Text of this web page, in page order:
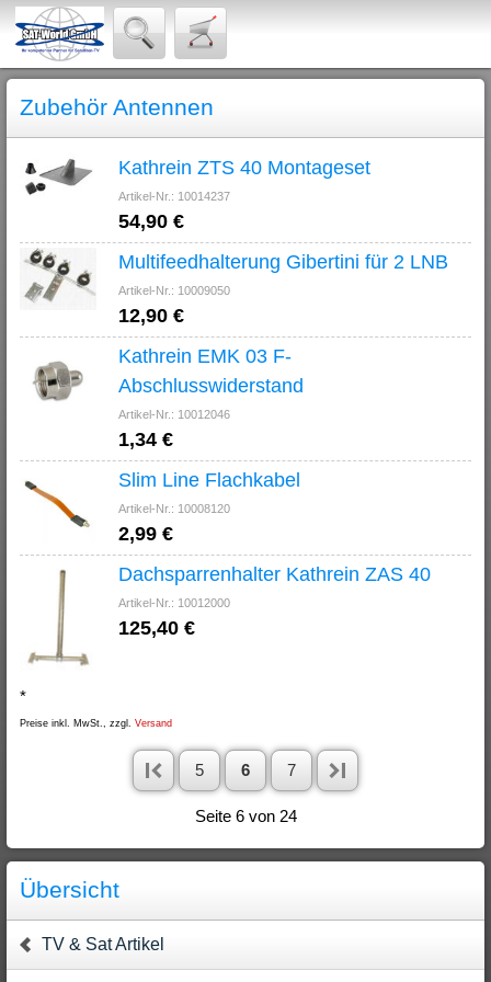
Zubehör Antennen
Kathrein ZTS 40 Montageset
Artikel-Nr.: 10014237
54,90 €
Multifeedhalterung Gibertini für 2 LNB
Artikel-Nr.: 10009050
12,90 €
Kathrein EMK 03 F-
Abschlusswiderstand
Artikel-Nr.: 10012046
1,34 €
Slim Line Flachkabel
Artikel-Nr.: 10008120
2,99 €
Dachsparrenhalter Kathrein ZAS 40
Artikel-Nr.: 10012000
125,40 €
*
Preise inkl. MwSt., zzgl. Versand
5 6 7
Seite 6 von 24
Übersicht
TV & Sat Artikel